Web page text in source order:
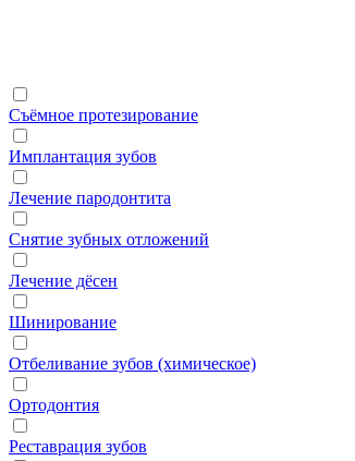
Съёмное протезирование
Имплантация зубов
Лечение пародонтита
Снятие зубных отложений
Лечение дёсен
Шинирование
Отбеливание зубов (химическое)
Ортодонтия
Реставрация зубов